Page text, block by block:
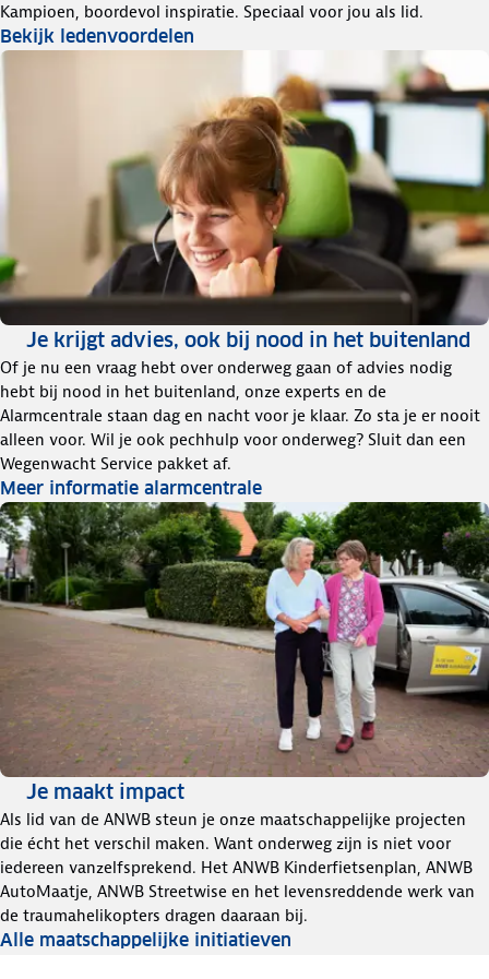
Kampioen, boordevol inspiratie. Speciaal voor jou als lid.
Bekijk ledenvoordelen
Je krijgt advies, ook bij nood in het buitenland
Of je nu een vraag hebt over onderweg gaan of advies nodig
hebt bij nood in het buitenland, onze experts en de
Alarmcentrale staan dag en nacht voor je klaar. Zo sta je er nooit
alleen voor. Wil je ook pechhulp voor onderweg? Sluit dan een
Wegenwacht Service pakket af.
Meer informatie alarmcentrale
Je maakt impact
Als lid van de ANWB steun je onze maatschappelijke projecten
die écht het verschil maken. Want onderweg zijn is niet voor
iedereen vanzelfsprekend. Het ANWB Kinderfietsenplan, ANWB
AutoMaatje, ANWB Streetwise en het levensreddende werk van
de traumahelikopters dragen daaraan bij.
Alle maatschappelijke initiatieven